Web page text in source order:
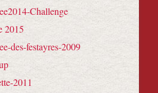
Challenge
2015
des-festayres-2009
2011